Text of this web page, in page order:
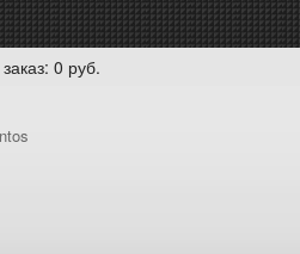
0 руб.